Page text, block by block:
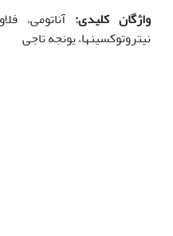
واژگان کلیدی: آناتومی،
نیتروتوکسین‏ها، یونجه تاجی